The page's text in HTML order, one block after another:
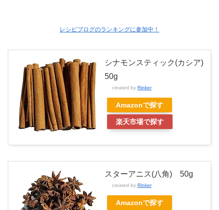
レシピブログのランキングに参加中！
シナモンスティック(カシア)
50g
created by Rinker
Amazonで探す
楽天市場で探す
スターアニス(八角) 50g
created by Rinker
Amazonで探す